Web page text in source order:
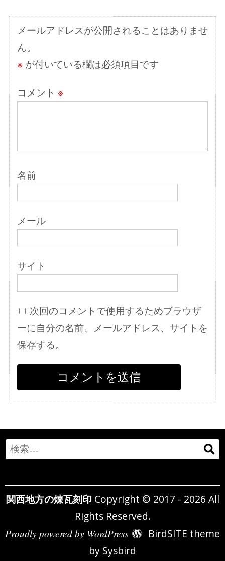
シ
ョ
ン
メールアドレスが公開されることはありませ
ん。
※が付いている欄は必須項目です
コメント ※
名前
メール
サイト
次回のコメントで使用するためブラウザ
ーに自分の名前、メールアドレス、サイトを
保存する。
Search
for:
関西地方の煉瓦刻印 Copyright © 2017 - 2026 All
Rights Reserved.
Proudly powered by WordPress
BirdSITE theme
by Sysbird